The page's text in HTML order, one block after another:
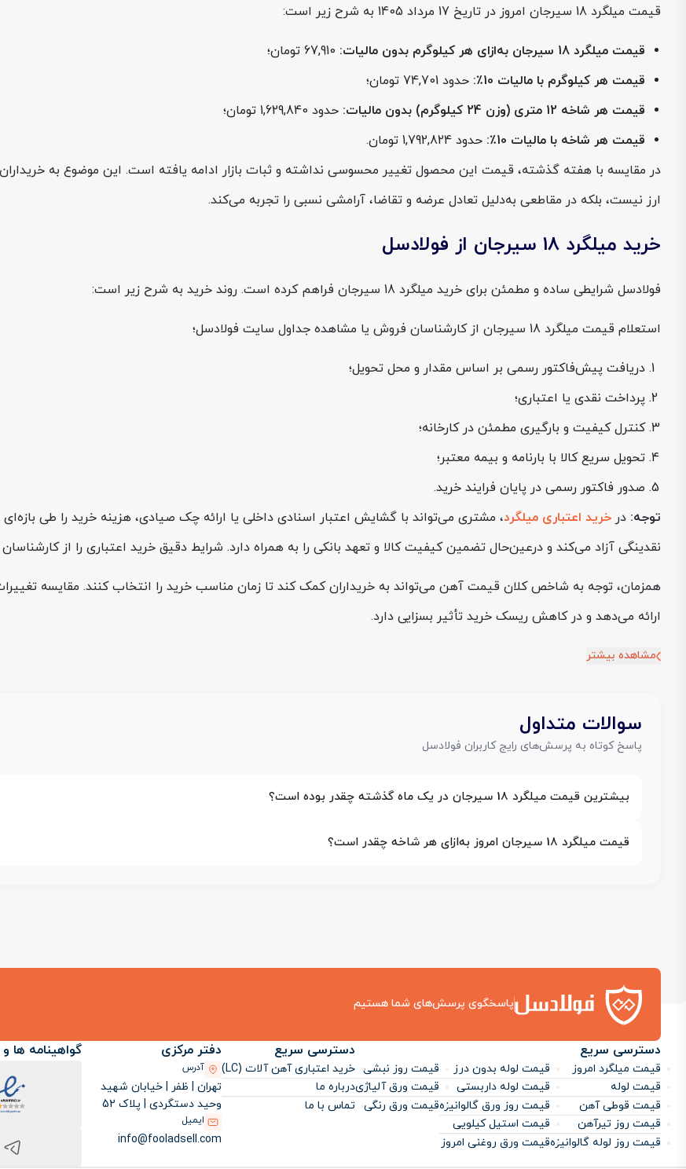
قیمت میلگرد 18 سیرجان امروز در تاریخ 17 مرداد 1405 به شرح زیر است:
قیمت میلگرد 18 سیرجان به‌ازای هر کیلوگرم بدون مالیات:
قیمت هر کیلوگرم با مالیات 10٪:
حدود 74,701 تومان؛
قیمت هر شاخه 12 متری (وزن 24 کیلوگرم) بدون مالیات:
حدود 1,629,840 تومان؛
قیمت هر شاخه با مالیات 10٪:
حدود 1,792,824 تومان.
در مقایسه با هفته گذشته، قیمت این محصول تغییر محسوسی نداشته و ثبات بازار ادامه یافته است. این موضوع به
ارز نیست، بلکه در مقاطعی به‌دلیل تعادل عرضه و تقاضا، آرامشی نسبی را تجربه می‌کند.
خرید میلگرد 18 سیرجان از فولادسل
فولادسل شرایطی ساده و مطمئن برای خرید میلگرد 18 سیرجان فراهم کرده است. روند خرید به شرح زیر است:
استعلام قیمت میلگرد 18 سیرجان از کارشناسان فروش یا مشاهده جداول سایت فولادسل؛
دریافت پیش‌فاکتور رسمی بر اساس مقدار و محل تحویل؛
پرداخت نقدی یا اعتباری؛
کنترل کیفیت و بارگیری مطمئن در کارخانه؛
تحویل سریع کالا با بارنامه و بیمه معتبر؛
صدور فاکتور رسمی در پایان فرایند خرید.
توجه: در خرید اعتباری میلگرد
نقدینگی آزاد می‌کند و درعین‌حال تضمین کیفیت کالا و تعهد بانکی را به همراه دارد. شرایط دقیق خرید اعتباری را از
همزمان، توجه به شاخص کلان قیمت آهن می‌تواند به خریداران کمک کند تا زمان مناسب خرید را انتخاب کنند. مقایسه
ارائه می‌دهد و در کاهش ریسک خرید تأثیر بسزایی دارد.
مشاهده بیشتر
سوالات متداول
پاسخ کوتاه به پرسش‌های رایج کاربران فولادسل
بیشترین قیمت میلگرد 18 سیرجان در یک ماه گذشته چقدر بوده است؟
قیمت میلگرد 18 سیرجان امروز به‌ازای هر شاخه چقدر است؟
پاسخگوی پرسش‌های شما هستیم
دسترسی سریع
قیمت میلگرد امروز
قیمت لوله
قیمت قوطی آهن
قیمت روز تیرآهن
قیمت روز لوله گالوانیزه
قیمت لوله بدون درز
قیمت لوله داربستی
قیمت روز ورق گالوانیزه
قیمت استیل کیلویی
قیمت ورق روغنی امروز
قیمت روز نبشی
قیمت ورق آلیاژی
قیمت ورق رنگی
دسترسی سریع
خرید اعتباری آهن آلات (LC)
درباره ما
تماس با ما
دفتر مرکزی
آدرس
تهران | ظفر | خیابان شهید
وحید دستگردی | پلاک 52
ایمیل
info@fooladsell.com
گواهینامه ها